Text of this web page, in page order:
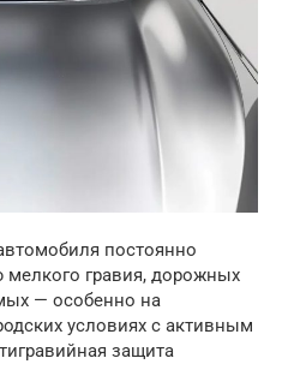
постоянно
мелкого гравия, дорожных
— особенно на
условиях с активным
защита